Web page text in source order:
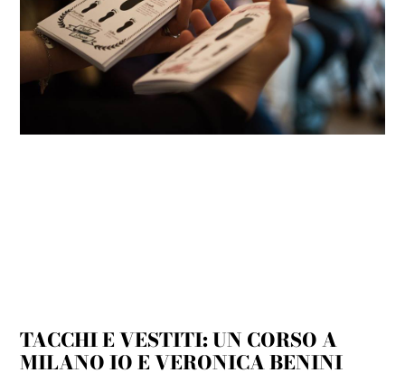
TACCHI E VESTITI: UN CORSO A
MILANO IO E VERONICA BENINI